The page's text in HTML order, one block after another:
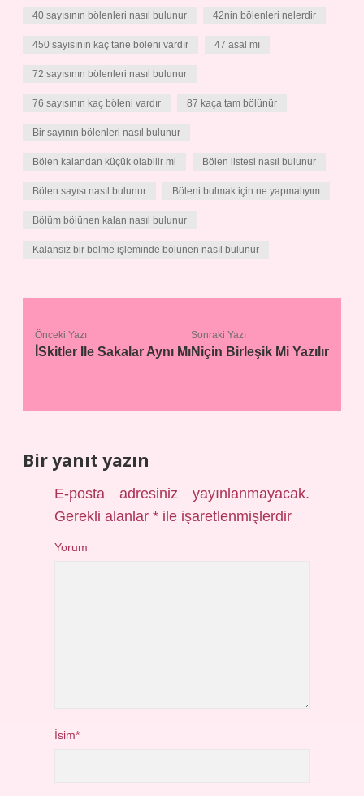
40 sayısının bölenleri nasıl bulunur 42nin bölenleri nelerdir
450 sayısının kaç tane böleni vardır 47 asal mı
72 sayısının bölenleri nasıl bulunur
76 sayısının kaç böleni vardır 87 kaça tam bölünür
Bir sayının bölenleri nasıl bulunur
Bölen kalandan küçük olabilir mi Bölen listesi nasıl bulunur
Bölen sayısı nasıl bulunur Böleni bulmak için ne yapmalıyım
Bölüm bölünen kalan nasıl bulunur
Kalansız bir bölme işleminde bölünen nasıl bulunur
Önceki Yazı
İSkitler Ile Sakalar Aynı Mı
Sonraki Yazı
Niçin Birleşik Mi Yazılır
Bir yanıt yazın
E-posta adresiniz yayınlanmayacak.
Gerekli alanlar* ile işaretlenmişlerdir
Yorum
İsim*